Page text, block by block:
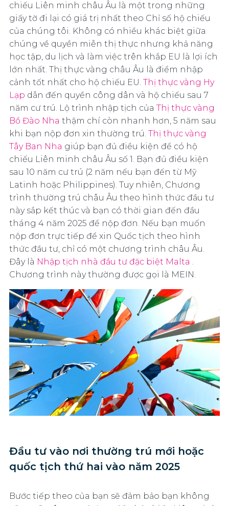
chiếu Liên minh châu Âu là một trong những
giấy tờ đi lại có giá trị nhất theo Chỉ số hộ chiếu
của chúng tôi. Không có nhiều khác biệt giữa
chúng về quyền miễn thị thực nhưng khả năng
học tập, du lịch và làm việc trên khắp EU là lợi ích
lớn nhất. Thị thực vàng châu Âu là điểm nhập
cảnh tốt nhất cho hộ chiếu EU. Thị thực vàng Hy
Lạp dẫn đến quyền công dân và hộ chiếu sau 7
năm cư trú. Lộ trình nhập tịch của Thị thực vàng
Bồ Đào Nha thậm chí còn nhanh hơn, 5 năm sau
khi bạn nộp đơn xin thường trú. Thị thực vàng
Tây Ban Nha giúp bạn đủ điều kiện để có hộ
chiếu Liên minh châu Âu số 1. Bạn đủ điều kiện
sau 10 năm cư trú (2 năm nếu bạn đến từ Mỹ
Latinh hoặc Philippines). Tuy nhiên, Chương
trình thường trú châu Âu theo hình thức đầu tư
này sắp kết thúc và bạn có thời gian đến đầu
tháng 4 năm 2025 để nộp đơn. Nếu bạn muốn
nộp đơn trực tiếp để xin Quốc tịch theo hình
thức đầu tư, chỉ có một chương trình châu Âu.
Đây là Nhập tịch nhà đầu tư đặc biệt Malta .
Chương trình này thường được gọi là MEIN.
Đầu tư vào nơi thường trú mới hoặc
quốc tịch thứ hai vào năm 2025
Bước tiếp theo của bạn sẽ đảm bảo bạn không